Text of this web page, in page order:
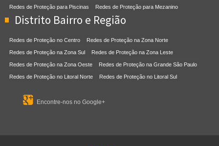
Redes de Proteção para Piscinas Redes de Proteção para Mezanino
Distrito Bairro e Região
Redes de Proteção no Centro Redes de Proteção na Zona Norte
Redes de Proteção na Zona Sul Redes de Proteção na Zona Leste
Redes de Proteção na Zona Oeste Redes de Proteção na Grande São Paulo
Redes de Proteção no Litoral Norte Redes de Proteção no Litoral Sul
Encontre-nos no Google+